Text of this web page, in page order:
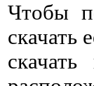
Чтобы
скачать